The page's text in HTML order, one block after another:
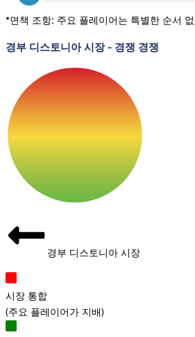
*면책 조항: 주요 플레이어는 특별한 순서
경부 디스토니아 시장- 경쟁 경쟁
경부 디스토니아 시장
시장 통합
(주요 플레이어가 지배)